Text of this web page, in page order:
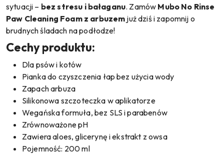
sytuacji – bez stresu i bałaganu. Zamów Mubo No Rinse
Paw Cleaning Foam z arbuzem już dziś i zapomnij o
brudnych śladach na podłodze!
Cechy produktu:
Dla psów i kotów
Pianka do czyszczenia łap bez użycia wody
Zapach arbuza
Silikonowa szczoteczka w aplikatorze
Wegańska formuła, bez SLS i parabenów
Zrównoważone pH
Zawiera aloes, glicerynę i ekstrakt z owsa
Pojemność: 200 ml